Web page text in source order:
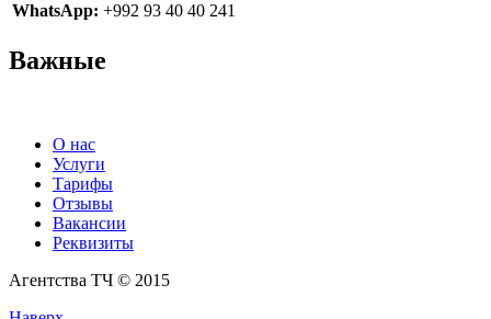
WhatsApp: +992 93 40 40 241
Важные
О нас
Услуги
Тарифы
Отзывы
Вакансии
Реквизиты
Агентства ТЧ © 2015